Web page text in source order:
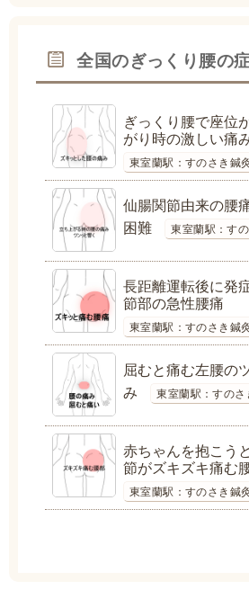
全国のぎっくり腰の
ぎっくり腰で座位
がり時の激しい痛
東室蘭駅：すのさき鍼
仙腸関節由来の腰
困難
東室蘭駅：す
長距離運転後に発
節部の急性腰痛
東室蘭駅：すのさき鍼
屈むと痛む左腰の
み
東室蘭駅：すの
赤ちゃんを抱こう
節がズキズキ痛む
東室蘭駅：すのさき鍼